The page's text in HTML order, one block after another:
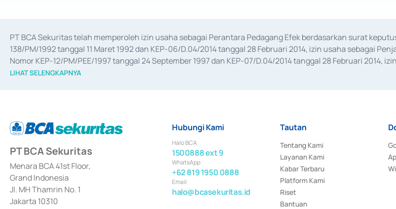
PT BCA Sekuritas telah memperoleh izin usaha sebagai Perantara Pedagang Efek berdasarkan surat
138/PM/1992 tanggal 11 Maret 1992 dan KEP-06/D.04/2014 tanggal 28 Februari 2014, izin usaha sebagai
Nomor KEP-12/PM/PEE/1997 tanggal 24 September 1997 dan KEP-07/D.04/2014 tanggal 28 Februari 2014,
merger, akuisisi, divestasi, dan
LIHAT SELENGKAPNYA
PT BCA Sekuritas
Menara BCA 41st Floor,
Grand Indonesia
Jl. MH Thamrin No. 1
Jakarta 10310
Hubungi Kami
Halo BCA
1500888 ext 9
WhatsApp
+62 819 1950 0888
Email
halo@bcasekuritas.id
Tautan
Tentang Kami
Layanan Kami
Kabar Terbaru
Platform Kami
Riset
Bantuan